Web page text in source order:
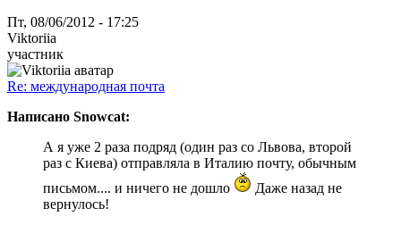
Пт, 08/06/2012 - 17:25
Viktoriia
участник
Re: международная почта
Написано Snowcat:
А я уже 2 раза подряд (один раз со Львова, второй
раз с Киева) отправляла в Италию почту, обычным
письмом.... и ничего не дошло
Даже назад не
вернулось!